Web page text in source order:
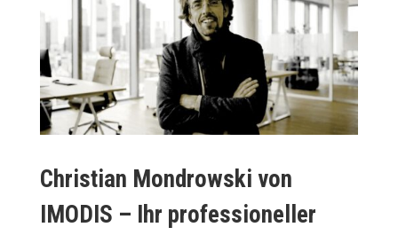
Christian Mondrowski von
IMODIS – Ihr professioneller